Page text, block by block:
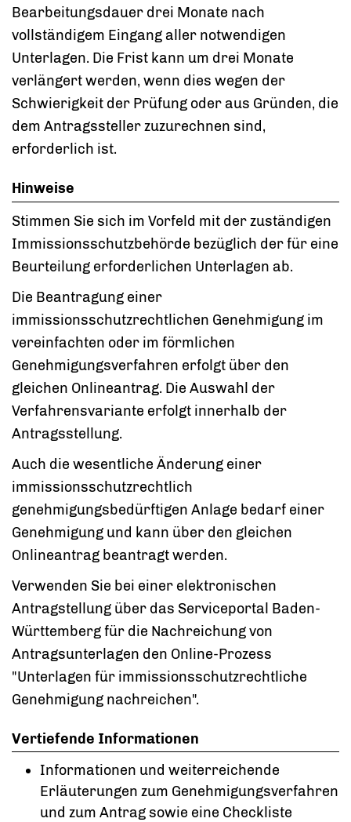
Bearbeitungsdauer drei Monate nach
vollständigem Eingang aller notwendigen
Unterlagen. Die Frist kann um drei Monate
verlängert werden, wenn dies wegen der
Schwierigkeit der Prüfung oder aus Gründen, die
dem Antragssteller zuzurechnen sind,
erforderlich ist.
Hinweise
Stimmen Sie sich im Vorfeld mit der zuständigen
Immissionsschutzbehörde bezüglich der für eine
Beurteilung erforderlichen Unterlagen ab.
Die Beantragung einer
immissionsschutzrechtlichen Genehmigung im
vereinfachten oder im förmlichen
Genehmigungsverfahren erfolgt über den
gleichen Onlineantrag. Die Auswahl der
Verfahrensvariante erfolgt innerhalb der
Antragsstellung.
Auch die wesentliche Änderung einer
immissionsschutzrechtlich
genehmigungsbedürftigen Anlage bedarf einer
Genehmigung und kann über den gleichen
Onlineantrag beantragt werden.
Verwenden Sie bei einer elektronischen
Antragstellung über das Serviceportal Baden-
Württemberg für die Nachreichung von
Antragsunterlagen den Online-Prozess
"Unterlagen für immissionsschutzrechtliche
Genehmigung nachreichen".
Vertiefende Informationen
Informationen und weiterreichende
Erläuterungen zum Genehmigungsverfahren
und zum Antrag sowie eine Checkliste